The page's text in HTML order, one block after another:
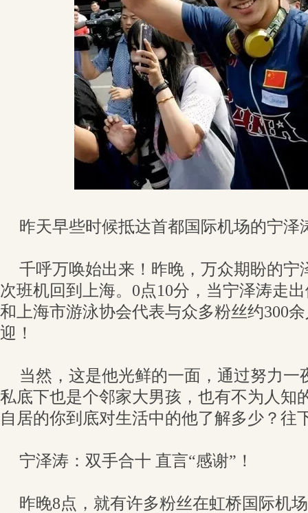
昨天早些时候抵达首都国际机场的宁泽
千呼万唤始出来！昨晚，万众期盼的宁
次班机回到上海。0点10分，当宁泽涛走
和上海市游泳协会代表与众多粉丝约300
迎！
当然，这是他光鲜的一面，通过努力一
私底下也是个邻家大男孩，也有不为人知
自居的你到底对生活中的他了解多少？往
宁泽涛：双手合十 直言“感谢”！
昨晚8点，就有许多粉丝在虹桥国际机